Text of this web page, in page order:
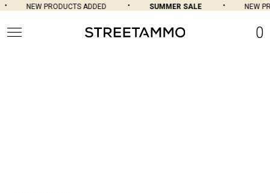
NEW PRODUCTS ADDED SUMMER SALE NEW
0